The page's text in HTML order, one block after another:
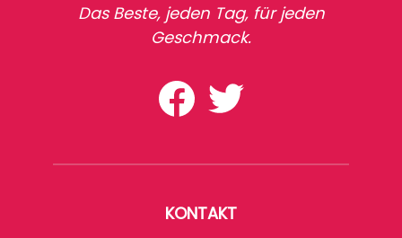
Das Beste, jeden Tag, für jeden
Geschmack.
KONTAKT